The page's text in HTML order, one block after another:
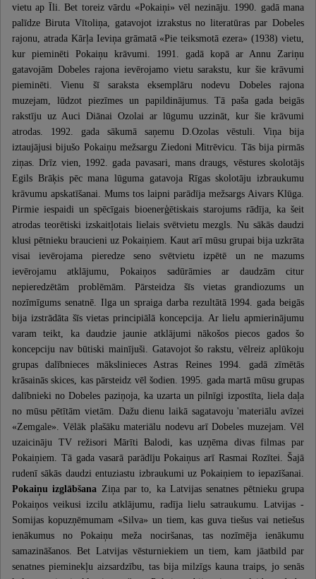
vietu ap Īli. Bet toreiz vārdu «Pokaiņi» vēl nezināju. 1990. gadā mana
palīdze Biruta Vītoliņa, gatavojot izrakstus no literatūras par Dobeles
rajonu, atrada Kārļa Ieviņa grāmatā «Pie teiksmotā ezera» (1938) vietu,
kur pieminēti Pokaiņu krāvumi. 1991. gadā kopā ar Annu Zariņu
gatavojām Dobeles rajona ievērojamo vietu sarakstu, kur šie krāvumi
pieminēti. Vienu šī saraksta eksemplāru nodevu Dobeles rajona
muzejam, lūdzot piezīmes un papildinājumus. Tā paša gada beigās
rakstīju uz Auci Diānai Ozolai ar lūgumu uzzināt, kur šie krāvumi
atrodas. 1992. gada sākumā saņemu D.Ozolas vēstuli. Viņa bija
iztaujājusi bijušo Pokaiņu mežsargu Ziedoni Mitrēvicu. Tās bija pirmās
ziņas. Drīz vien, 1992. gada pavasari, mans draugs, vēstures skolotājs
Egils Brāķis pēc mana lūguma gatavoja Rīgas skolotāju izbraukumu
krāvumu apskatīšanai. Mums tos laipni parādīja mežsargs Aivars Klūga.
Pirmie iespaidi un spēcīgais bioenerģētiskais starojums rādīja, ka šeit
atrodas teorētiski izskaitļotais lielais svētvietu mezgls. Nu sākās daudzi
klusi pētnieku braucieni uz Pokaiņiem. Kaut arī mūsu grupai bija uzkrāta
visai ievērojama pieredze seno svētvietu izpētē un ne mazums
ievērojamu atklājumu, Pokaiņos sadūrāmies ar daudzām citur
nepieredzētām problēmām. Pārsteidza šīs vietas grandiozums un
nozīmīgums senatnē. Ilga un spraiga darba rezultātā 1994. gada beigās
bija izstrādāta šīs vietas principiālā koncepcija. Ar lielu apmierinājumu
varam teikt, ka daudzie jaunie atklājumi nākošos piecos gados šo
koncepciju nav būtiski mainījuši. Gatavojot šo rakstu, vēlreiz aplūkoju
grupas dalībnieces mākslinieces Astras Reines 1994. gadā zīmētās
krāsainās skices, kas pārsteidz vēl šodien. 1995. gada martā mūsu grupas
dalībnieki no Dobeles paziņoja, ka uzarta un pilnīgi izpostīta, liela daļa
no mūsu pētītām vietām. Dažu dienu laikā sagatavoju 'materiālu avīzei
«Zemgale». Vēlāk plašāku materiālu nodevu arī Dobeles muzejam. Vēl
uzaicināju TV režisori Mārīti Balodi, kas uzņēma divas filmas par
Pokaiņiem. Tā gada vasarā parādīju Pokaiņus arī Rasmai Rozītei. Šajā
rudenī sākās daudzi entuziastu izbraukumi uz Pokaiņiem to iepazīšanai.
Pokaiņu izglābšana Ziņa par to, ka Latvijas senatnes pētnieku grupa
Pokaiņos veikusi izcilu atklājumu, radīja lielu satraukumu. Latvijas -
Somijas kopuzņēmumam «Silva» un tiem, kas guva tiešus vai netiešus
ienākumus no Pokaiņu meža nociršanas, tas nozīmēja ienākumu
samazināšanos. Bet Latvijas vēsturniekiem un tiem, kam jāatbild par
senatnes pieminekļu aizsardzību, tas bija milzīgs kauna traips, jo senās